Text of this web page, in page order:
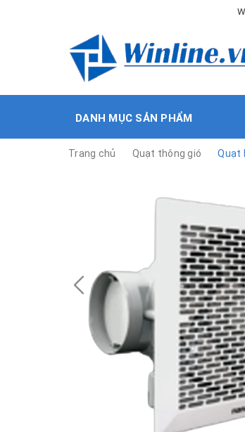
DANH MỤC SẢN PHẨM
Trang chủ Quạt thông gió Quạt